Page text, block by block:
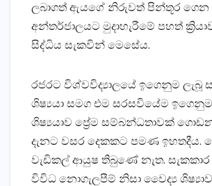
ලබාගත් ඇයගේ නිරුවත් පින්තූර ගෙන
අන්තර්ජාලයට මුදාහැරීමේ පහත්
සිද්ධිය සැකවින් මෙසේය.
රජරට විශ්වවිද්‍යාලයේ ඉගෙනුම ලැබූ
ශිෂ්‍යයා සමග එම සරසවියේම
ශිෂ්‍යයාව ප්‍රේම සම්බන්ධතාවක්‌
දැනට වසර දෙකකට පමණ ඉහතදීය.
වැඩිකල් ආයුෂ තිබුණේ නැත. සැකකාර
විවිධ නොගැලපීම් නිසා වෛද්‍ය